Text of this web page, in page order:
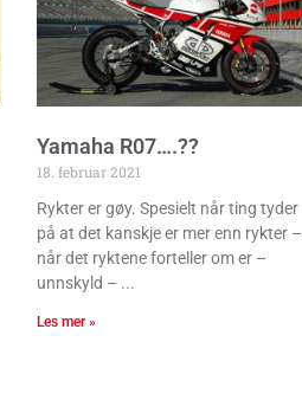
Yamaha R07….??
18. februar 2021
Rykter er gøy. Spesielt når ting tyder
på at det kanskje er mer enn rykter –
når det ryktene forteller om er –
unnskyld –
Les mer »